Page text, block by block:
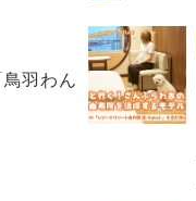
羽わん